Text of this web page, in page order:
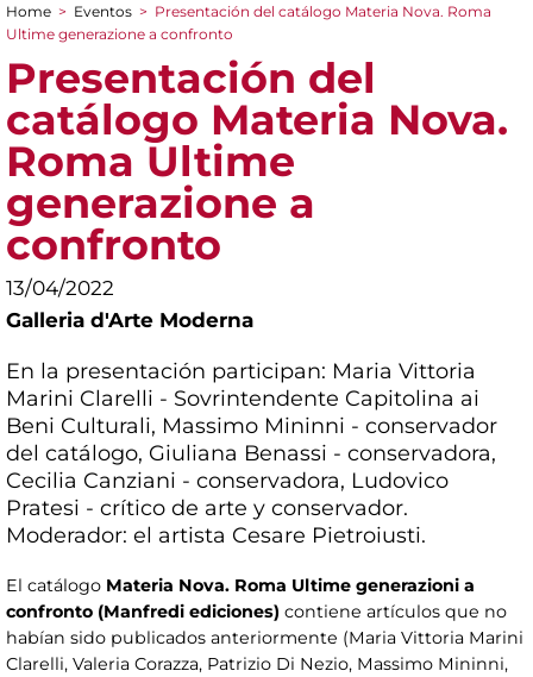
You are here
Home > Eventos > Presentación del catálogo Materia Nova. Roma
Ultime generazione a confronto
Presentación del
catálogo Materia Nova.
Roma Ultime
generazione a
confronto
13/04/2022
Galleria d'Arte Moderna
En la presentación participan: Maria Vittoria
Marini Clarelli - Sovrintendente Capitolina ai
Beni Culturali, Massimo Mininni - conservador
del catálogo, Giuliana Benassi - conservadora,
Cecilia Canziani - conservadora, Ludovico
Pratesi - crítico de arte y conservador.
Moderador: el artista Cesare Pietroiusti.
El catálogo Materia Nova. Roma Ultime generazioni a
confronto (Manfredi ediciones) contiene artículos que no
habían sido publicados anteriormente (Maria Vittoria Marini
Clarelli, Valeria Corazza, Patrizio Di Nezio, Massimo Mininni,